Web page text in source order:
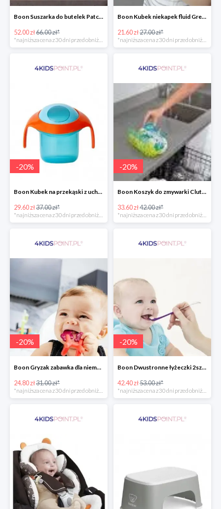
Boon Suszarka do butelek Patch -20%
52.00 zł66.00 zł*
*najniższa cena z 30 dni przed obniżką
Boon Kubek niekapek fluid Green/Blue -20%
21.60 zł27.00 zł*
*najniższa cena z 30 dni przed obniżką
-20%
Boon Kubek na przekąski z uchwytami -20%
29.60 zł37.00 zł*
*najniższa cena z 30 dni przed obniżką
-20%
Boon Koszyk do zmywarki Clutch -20%
33.60 zł42.00 zł*
*najniższa cena z 30 dni przed obniżką
-20%
Boon Gryzak zabawka dla niemowlaka jednorożec Prance -20%
24.80 zł31.00 zł*
-20%
Boon Dwustronne łyżeczki 2szt. Orange -20%
42.40 zł53.00 zł*